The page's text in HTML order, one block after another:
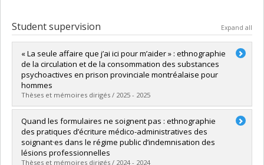
Student supervision Expand all
« La seule affaire que j’ai ici pour m’aider » : ethnographie
de la circulation et de la consommation des substances
psychoactives en prison provinciale montréalaise pour
hommes
Thèses et mémoires dirigés / 2025 - 2025
Graduate :Thommeret-Carrière, Anne-Sophie
Cycle :Master's
Grade :M. Sc.
Lien vers le document dans Papyrus
Quand les formulaires ne soignent pas : ethnographie
des pratiques d’écriture médico-administratives des
soignant·es dans le régime public d’indemnisation des
lésions professionnelles
Thèses et mémoires dirigés / 2024 - 2024